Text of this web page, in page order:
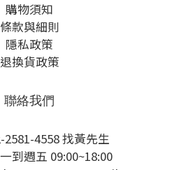
購物須知
條款與細則
隱私政策
退換貨政策
聯絡我們
2581-4558 找黃先生
到週五 09:00~18:00